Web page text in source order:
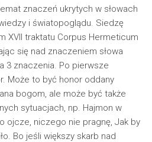
znaczeń ukrytych w słowach
i światopoglądu. Siedzę
XVII traktatu Corpus Hermeticum
się nad znaczeniem słowa
3 znaczenia. Po pierwsze
Może to być honor oddany
bogom, ale może być także
sytuacjach, np. Hajmon w
ojcze, niczego nie pragnę, Jak by
Bo jeśli większy skarb nad